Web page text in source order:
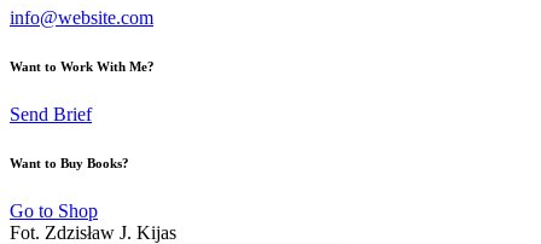
info@website.com
Want to Work With Me?
Send Brief
Want to Buy Books?
Go to Shop
Fot. Zdzisław J. Kijas